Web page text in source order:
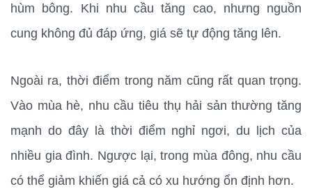
hùm bông. Khi nhu cầu tăng cao, nhưng nguồn
cung không đủ đáp ứng, giá sẽ tự động tăng lên.
Ngoài ra, thời điểm trong năm cũng rất quan trọng.
Vào mùa hè, nhu cầu tiêu thụ hải sản thường tăng
mạnh do đây là thời điểm nghỉ ngơi, du lịch của
nhiều gia đình. Ngược lại, trong mùa đông, nhu cầu
có thể giảm khiến giá cả có xu hướng ổn định hơn.